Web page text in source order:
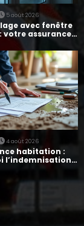
5 août 2026
avec fenêtre
votre assurance
t-elle ?
4 août 2026
habitation :
l’indemnisation
parfois 7 mois